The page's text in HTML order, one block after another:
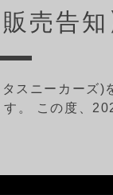
売告知
スニーカーズ)
す。 この度、